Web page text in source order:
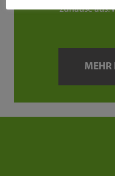
zuhause aus.
MEHR